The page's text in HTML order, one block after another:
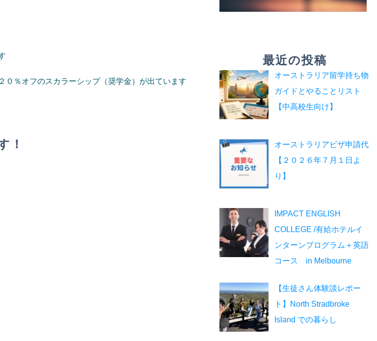
０％オフのスカラーシップ（奨学金）が出ています
！
最近の投稿
オーストラリア留学持ち物
ガイドとやることリスト
【中高校生向け】
オーストラリアビザ申請代
【２０２６年７月１日よ
り】
IMPACT ENGLISH
COLLEGE /有給ホテルイ
ンターンプログラム＋英語
コース in Melbourne
【生徒さん体験談レポー
ト】North Stradbroke
Island での暮らし